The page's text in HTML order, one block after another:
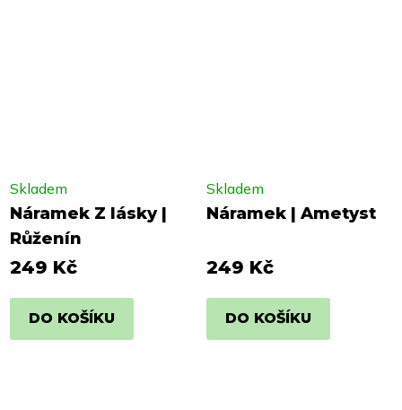
Náramek Z lásky |
Růženín
Skladem
249 Kč
DO KOŠÍKU
Náramek | Ametyst
Skladem
249 Kč
DO KOŠÍKU